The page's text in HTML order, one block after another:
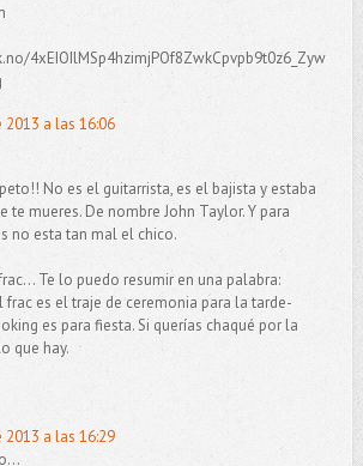
4xEIOIlMSp4hzimjPOf8ZwkCpvpb9t0z6_Zyw
2013 a las 16:06
No es el guitarrista, es el bajista y estaba
te mueres. De nombre John Taylor. Y para
no esta tan mal el chico.
Te lo puedo resumir en una palabra:
frac es el traje de ceremonia para la tarde-
es para fiesta. Si querías chaqué por la
que hay.
2013 a las 16:29